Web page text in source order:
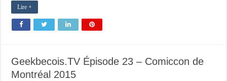
Lire +
Geekbecois.TV Épisode 23 – Comiccon de
Montréal 2015